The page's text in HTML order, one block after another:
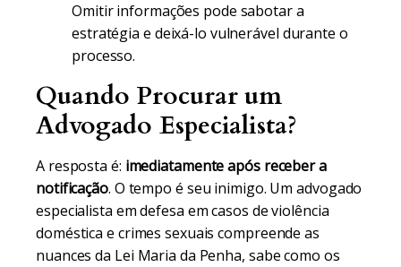
Omitir informações pode sabotar a
estratégia e deixá-lo vulnerável durante o
processo.
Quando Procurar um
Advogado Especialista?
A resposta é: imediatamente após receber a
notificação. O tempo é seu inimigo. Um advogado
especialista em defesa em casos de violência
doméstica e crimes sexuais compreende as
nuances da Lei Maria da Penha, sabe como os